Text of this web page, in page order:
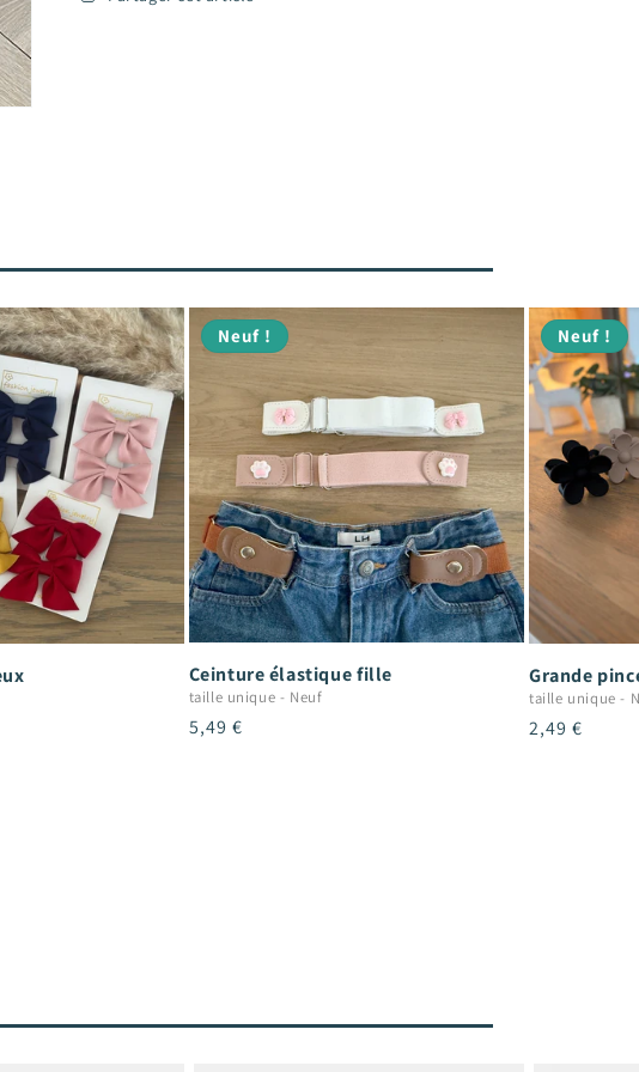
Neuf !
Ceinture élastique fille
taille unique - Neuf
Prix
5,49 €
Neuf !
Grande
taille unique -
Prix
2,49 €